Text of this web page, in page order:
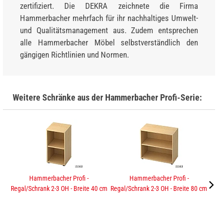
zertifiziert. Die DEKRA zeichnete die Firma
Hammerbacher mehrfach für ihr nachhaltiges Umwelt-
und Qualitätsmanagement aus. Zudem entsprechen
alle Hammerbacher Möbel selbstverständlich den
gängigen Richtlinien und Normen.
Weitere Schränke aus der Hammerbacher Profi-Serie:
Hammerbacher Profi -
Regal/Schrank 2-3 OH - Breite 40 cm
Hammerbacher Profi -
Regal/Schrank 2-3 OH - Breite 80 cm